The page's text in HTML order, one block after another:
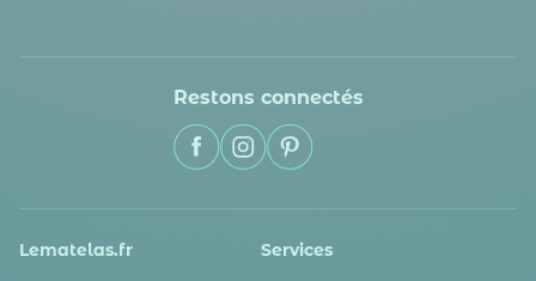
Restons connectés
Lematelas.fr
Services